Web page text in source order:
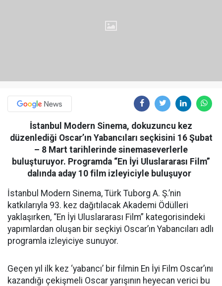
İstanbul Modern Sinema, dokuzuncu kez
düzenlediği Oscar’ın Yabancıları seçkisini 16 Şubat
– 8 Mart tarihlerinde sinemaseverlerle
buluşturuyor. Programda “En İyi Uluslararası Film”
dalında aday 10 film izleyiciyle buluşuyor
İstanbul Modern Sinema, Türk Tuborg A. Ş.’nin
katkılarıyla 93. kez dağıtılacak Akademi Ödülleri
yaklaşırken, “En İyi Uluslararası Film” kategorisindeki
yapımlardan oluşan bir seçkiyi Oscar’ın Yabancıları adlı
programla izleyiciye sunuyor.
Geçen yıl ilk kez ‘yabancı’ bir filmin En İyi Film Oscar’ını
kazandığı çekişmeli Oscar yarışının heyecan verici bu